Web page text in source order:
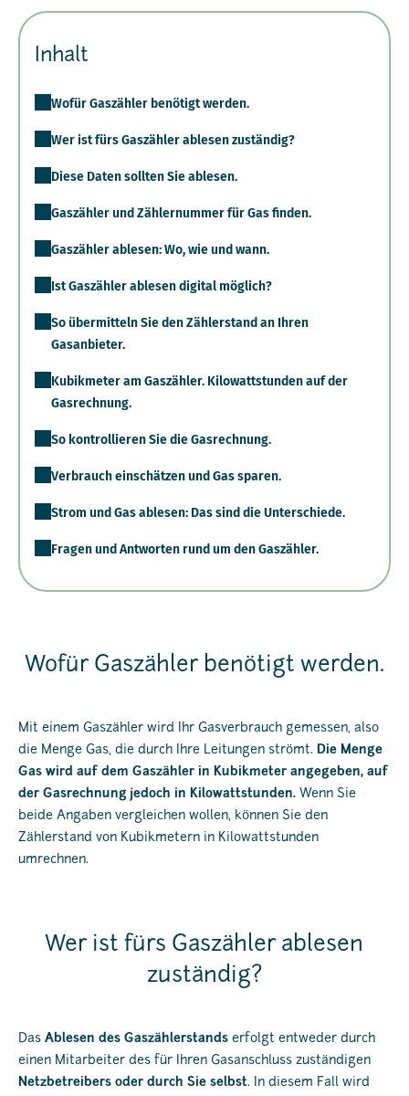
Inhalt
Wofür Gaszähler benötigt werden.
Wer ist fürs Gaszähler ablesen zuständig?
Diese Daten sollten Sie ablesen.
Gaszähler und Zählernummer für Gas finden.
Gaszähler ablesen: Wo, wie und wann.
Ist Gaszähler ablesen digital möglich?
So übermitteln Sie den Zählerstand an Ihren
Gasanbieter.
Kubikmeter am Gaszähler. Kilowattstunden auf der
Gasrechnung.
So kontrollieren Sie die Gasrechnung.
Verbrauch einschätzen und Gas sparen.
Strom und Gas ablesen: Das sind die Unterschiede.
Fragen und Antworten rund um den Gaszähler.
Wofür Gaszähler benötigt werden.
Mit einem Gaszähler wird Ihr Gasverbrauch gemessen, also
die Menge Gas, die durch Ihre Leitungen strömt. Die Menge
Gas wird auf dem Gaszähler in Kubikmeter angegeben, auf
der Gasrechnung jedoch in Kilowattstunden. Wenn Sie
beide Angaben vergleichen wollen, können Sie den
Zählerstand von Kubikmetern in Kilowattstunden
umrechnen.
Wer ist fürs Gaszähler ablesen
zuständig?
Das Ablesen des Gaszählerstands erfolgt entweder durch
einen Mitarbeiter des für Ihren Gasanschluss zuständigen
Netzbetreibers oder durch Sie selbst. In diesem Fall wird